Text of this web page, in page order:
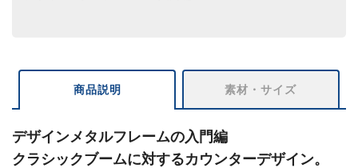
商品説明 素材・サイズ
デザインメタルフレームの入門編
クラシックブームに対するカウンターデザイン。